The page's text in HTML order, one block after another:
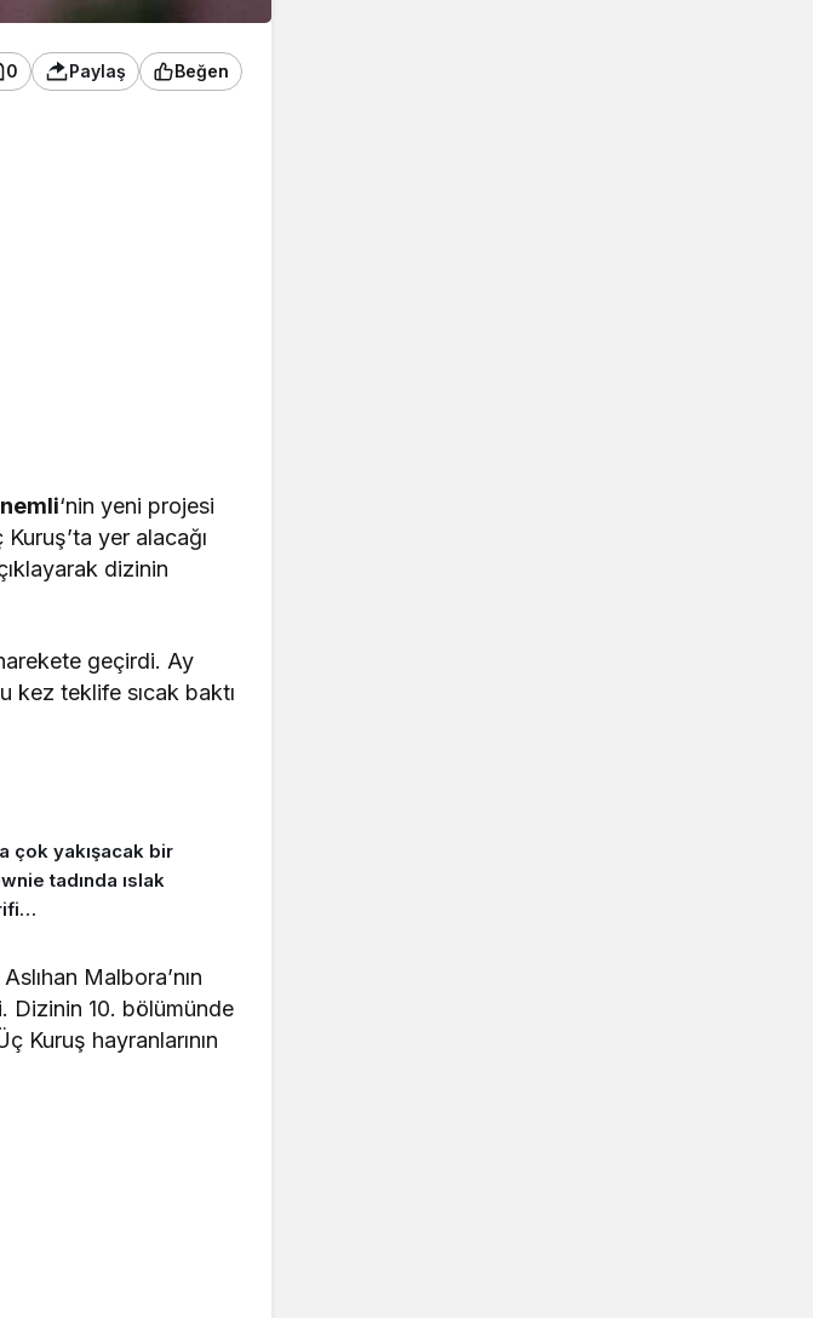
0 Paylaş Beğen
‘nin yeni projesi
yer alacağı
dizinin
geçirdi. Ay
kez teklife sıcak baktı
çok yakışacak bir
tadında ıslak
Malbora’nın
Dizinin 10. bölümünde
Kuruş hayranlarının